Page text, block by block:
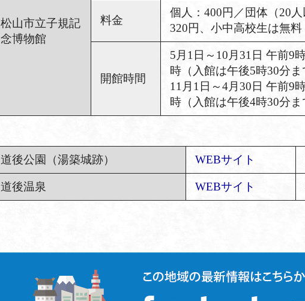
松山市立子規記
念博物館
料金
個人：400円／団体（20人
320円、小中高校生は無料
開館時間
5月1日～10月31日 午前9
時（入館は午後5時30分ま
11月1日～4月30日 午前9
時（入館は午後4時30分ま
道後公園（湯築城跡） WEBサイト
道後温泉 WEBサイト